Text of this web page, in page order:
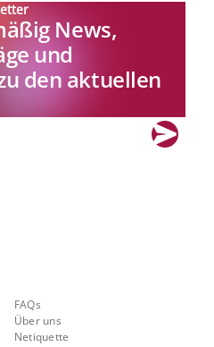
News,
und
den aktuellen
FAQs
Über uns
Netiquette